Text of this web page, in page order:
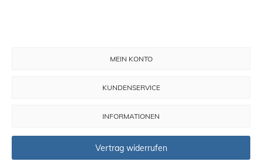
MEIN KONTO
KUNDENSERVICE
INFORMATIONEN
Vertrag widerrufen